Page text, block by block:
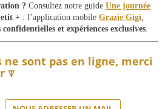
? Consultez notre guide Une journée
+ : l’application mobile Grazie Gigi,
confidentielles et expériences exclusives.
sont pas en ligne, merci
⍒